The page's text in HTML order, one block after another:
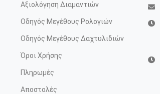
Αξιολόγηση Διαμαντιών
Οδηγός Μεγέθους Ρολογιών
Οδηγός Μεγέθους Δαχτυλιδιών
Όροι Χρήσης
Πληρωμές
Αποστολές